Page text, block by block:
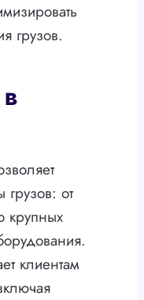
грузов.
от
крупных
клиентам